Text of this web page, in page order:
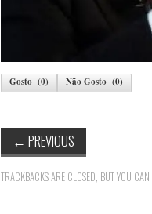
Gosto (0) Não Gosto (0)
← PREVIOUS
TRACKBACKS ARE CLOSED, BUT YOU CAN